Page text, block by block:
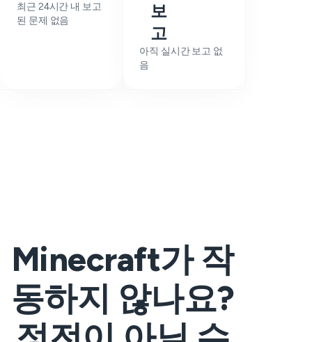
최근 24시간 내 보고
된 문제 없음
보
고
아직 실시간 보고 없
음
Minecraft가 작
동하지 않나요?